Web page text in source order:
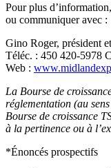
Pour plus
ou communiquer avec :
Gino Roger, président
Téléc. : 450 420-5978
Web :
La Bourse de
réglementation (au
Bourse de croissance
à la pertinence ou à
*Énoncés prospectifs